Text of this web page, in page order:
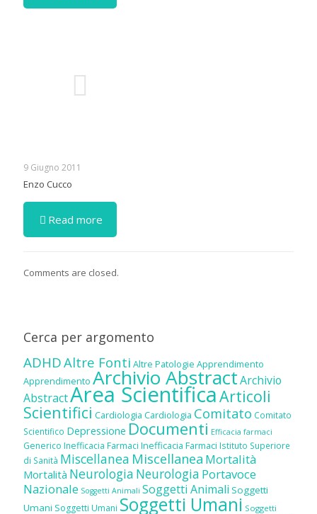
9 Giugno 2011
Enzo Cucco
Read more
Comments are closed.
Cerca per argomento
ADHDAltre Fonti Altre Patologie Apprendimento
Apprendimento Archivio AbstractArchivio
AbstractArea ScientificaArticoli
Scientifici Cardiologia Cardiologia Comitato Comitato
Scientifico Depressione Documenti Efficacia farmaci
Generico Inefficacia Farmaci Inefficacia Farmaci Istituto Superiore
di Sanità Miscellanea Miscellanea Mortalità
Mortalità Neurologia Neurologia Portavoce
Nazionale Soggetti Animali Soggetti Animali Soggetti
Umani Soggetti Umani Soggetti Umani Soggetti